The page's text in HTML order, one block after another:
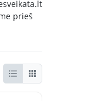
prieš